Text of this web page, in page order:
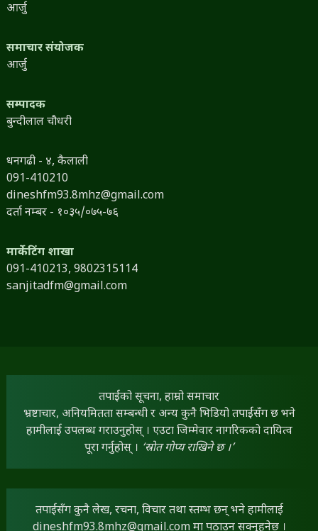
आर्जु
समाचार संयोजक
आर्जु
सम्पादक
बुन्दीलाल चौधरी
धनगढी - ४, कैलाली
091-410210
dineshfm93.8mhz@gmail.com
दर्ता नम्बर - १०३५/०७५-७६
मार्केटिंग शाखा
091-410213, 9802315114
sanjitadfm@gmail.com
तपाईंको सूचना, हाम्रो समाचार
भ्रष्टाचार, अनियमितता सम्बन्धी र अन्य कुनै भिडियो तपाईंसँग छ भने
हामीलाई उपलब्ध गराउनुहोस् । एउटा जिम्मेवार नागरिकको दायित्व
पूरा गर्नुहोस् । ‘स्रोत गोप्य राखिने छ ।’
तपाईंसँग कुनै लेख, रचना, विचार तथा स्तम्भ छन् भने हामीलाई
dineshfm93.8mhz@gmail.comमा पठाउन सक्नुहुनेछ ।